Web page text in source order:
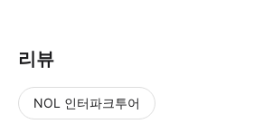
리뷰
NOL 인터파크투어